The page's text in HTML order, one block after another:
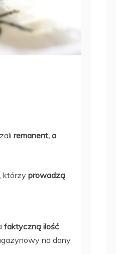
remanent, a
którzy prowadzą
faktyczną ilość
na dany